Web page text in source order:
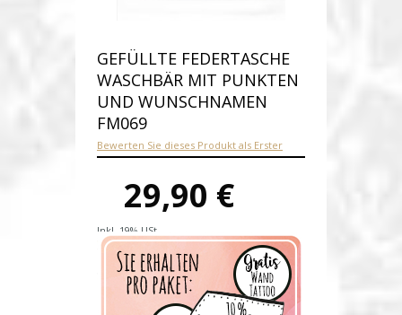
GEFÜLLTE FEDERTASCHE
WASCHBÄR MIT PUNKTEN
UND WUNSCHNAMEN
FM069
Bewerten Sie dieses Produkt als Erster
29,90 €
Inkl. 19% USt.
Versandkosten
Produktnummer:fm069-E
Verfügbarkeit:Auf Lager
Lieferzeit: 1-2 Werktage